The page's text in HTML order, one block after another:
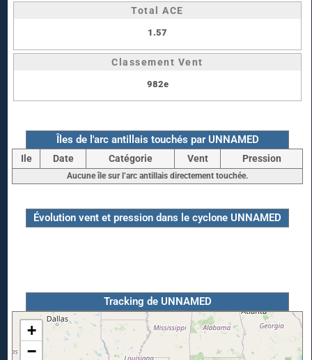
Total ACE
1.57
Classement Vent
982e
Îles de l'arc antillais touchés par UNNAMED
Ile Date Catégorie Vent Pression
Aucune île sur l’arc antillais directement touchée.
Évolution vent et pression dans le cyclone UNNAMED
Tracking de UNNAMED
+
−